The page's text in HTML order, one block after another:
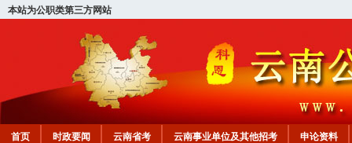
本站为公职类第三方网站
首页 时政要闻 云南省考 云南事业单位及其他招考
申论资料